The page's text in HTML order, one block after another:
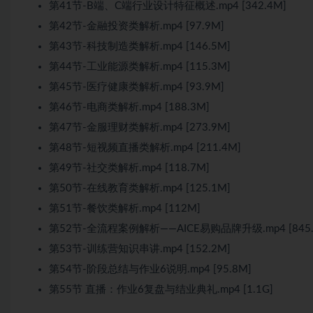
第41节-B端、C端行业设计特征概述.mp4 [342.4M]
第42节-金融投资类解析.mp4 [97.9M]
第43节-科技制造类解析.mp4 [146.5M]
第44节-工业能源类解析.mp4 [115.3M]
第45节-医疗健康类解析.mp4 [93.9M]
第46节-电商类解析.mp4 [188.3M]
第47节-金服理财类解析.mp4 [273.9M]
第48节-短视频直播类解析.mp4 [211.4M]
第49节-社交类解析.mp4 [118.7M]
第50节-在线教育类解析.mp4 [125.1M]
第51节-餐饮类解析.mp4 [112M]
第52节-全流程案例解析——AICE易购品牌升级.mp4
第53节-训练营知识串讲.mp4 [152.2M]
第54节-阶段总结与作业6说明.mp4 [95.8M]
第55节 直播：作业6复盘与结业典礼.mp4 [1.1G]